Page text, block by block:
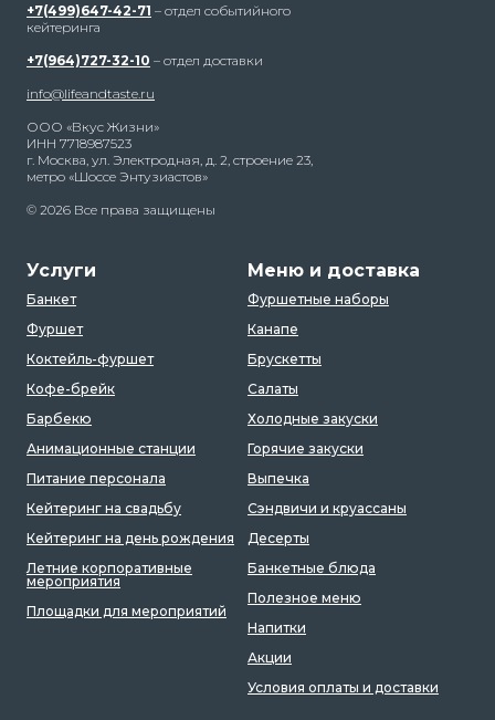
+7(499)647-42-71 – отдел событийного
кейтеринга
+7(964)727-32-10 – отдел доставки
info@lifeandtaste.ru
ООО «Вкус Жизни»
ИНН 7718987523
г. Москва, ул. Электродная, д. 2, строение 23,
метро «Шоссе Энтузиастов»
© 2026 Все права защищены
Услуги
Банкет
Фуршет
Коктейль-фуршет
Кофе-брейк
Барбекю
Анимационные станции
Питание персонала
Кейтеринг на свадьбу
Кейтеринг на день рождения
Летние корпоративные
мероприятия
Площадки для мероприятий
Меню и доставка
Фуршетные наборы
Канапе
Брускетты
Салаты
Холодные закуски
Горячие закуски
Выпечка
Сэндвичи и круассаны
Десерты
Банкетные блюда
Полезное меню
Напитки
Акции
Условия оплаты и доставки